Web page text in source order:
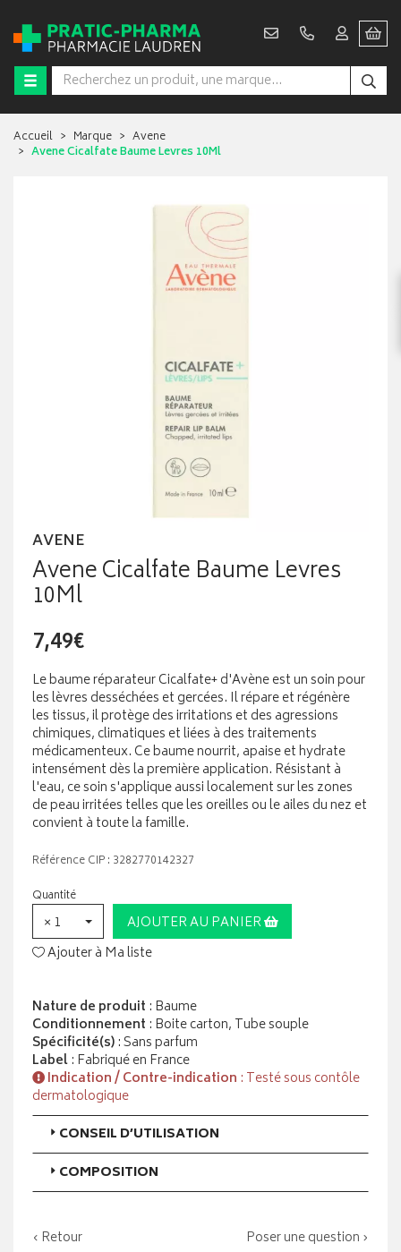
Accueil Marque
Avene
Avene Cicalfate Baume Levres 10Ml
AVENE
Avene Cicalfate Baume Levres
10Ml
7,49€
Le baume réparateur Cicalfate+ d'Avène est un soin pour
les lèvres desséchées et gercées. Il répare et régénère
les tissus, il protège des irritations et des agressions
chimiques, climatiques et liées à des traitements
médicamenteux. Ce baume nourrit, apaise et hydrate
intensément dès la première application. Résistant à
l'eau, ce soin s'applique aussi localement sur les zones
de peau irritées telles que les oreilles ou le ailes du nez et
convient à toute la famille.
Référence CIP : 3282770142327
Quantité
× 1
AJOUTER AU PANIER
Ajouter à Ma liste
Nature de produit : Baume
Conditionnement : Boite carton, Tube souple
Spécificité(s): Sans parfum
Label: Fabriqué en France
Indication / Contre-indication : Testé sous contôle
dermatologique
CONSEIL D’UTILISATION
COMPOSITION
‹ Retour Poser une question ›